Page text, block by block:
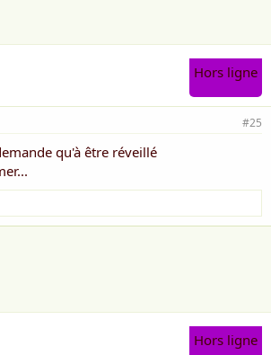
Hors ligne
#25
qu'à être réveillé
Hors ligne